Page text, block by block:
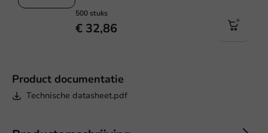
Product documentatie
Technische datasheet.pdf
500 stuks
€ 32,86